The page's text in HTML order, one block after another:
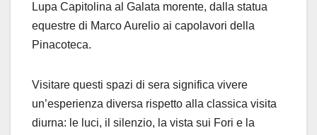
Lupa Capitolina al Galata morente, dalla statua
equestre di Marco Aurelio ai capolavori della
Pinacoteca.
Visitare questi spazi di sera significa vivere
un’esperienza diversa rispetto alla classica visita
diurna: le luci, il silenzio, la vista sui Fori e la